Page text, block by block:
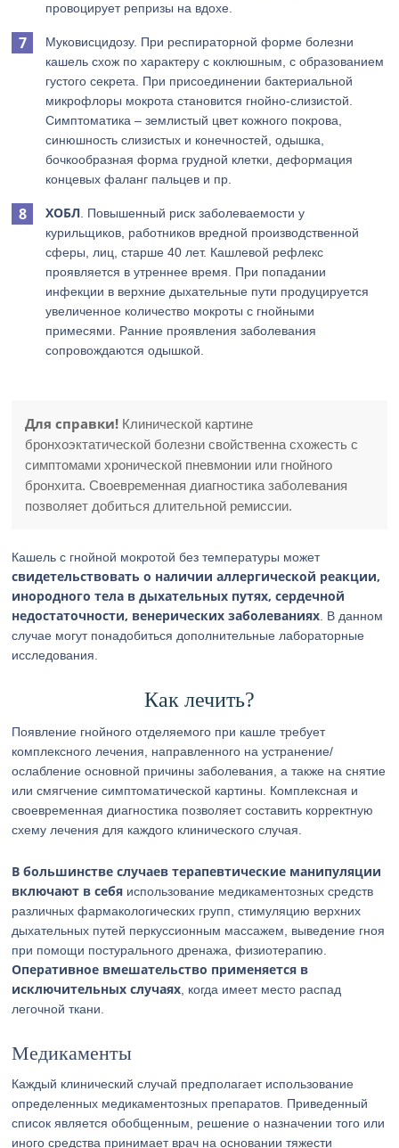
провоцирует репризы на вдохе.
Муковисцидозу. При респираторной форме болезни
кашель схож по характеру с коклюшным, с образованием
густого секрета. При присоединении бактериальной
микрофлоры мокрота становится гнойно-слизистой.
Симптоматика – землистый цвет кожного покрова,
синюшность слизистых и конечностей, одышка,
бочкообразная форма грудной клетки, деформация
концевых фаланг пальцев и пр.
ХОБЛ . Повышенный риск заболеваемости у
курильщиков, работников вредной производственной
сферы, лиц, старше 40 лет. Кашлевой рефлекс
проявляется в утреннее время. При попадании
инфекции в верхние дыхательные пути продуцируется
увеличенное количество мокроты с гнойными
примесями. Ранние проявления заболевания
сопровождаются одышкой.
Для справки! Клинической картине
бронхоэктатической болезни свойственна схожесть с
симптомами хронической пневмонии или гнойного
бронхита. Своевременная диагностика заболевания
позволяет добиться длительной ремиссии.
Кашель с гнойной мокротой без температуры может
свидетельствовать о наличии аллергической реакции,
инородного тела в дыхательных путях, сердечной
недостаточности, венерических заболеваниях . В данном
случае могут понадобиться дополнительные лабораторные
исследования.
Как лечить?
Появление гнойного отделяемого при кашле требует
комплексного лечения, направленного на устранение/
ослабление основной причины заболевания, а также на снятие
или смягчение симптоматической картины. Комплексная и
своевременная диагностика позволяет составить корректную
схему лечения для каждого клинического случая.
В большинстве случаев терапевтические манипуляции
включают в себя использование медикаментозных средств
различных фармакологических групп, стимуляцию верхних
дыхательных путей перкуссионным массажем, выведение гноя
при помощи постурального дренажа, физиотерапию.
Оперативное вмешательство применяется в
исключительных случаях , когда имеет место распад
легочной ткани.
Медикаменты
Каждый клинический случай предполагает использование
определенных медикаментозных препаратов. Приведенный
список является обобщенным, решение о назначении того или
иного средства принимает врач на основании тяжести